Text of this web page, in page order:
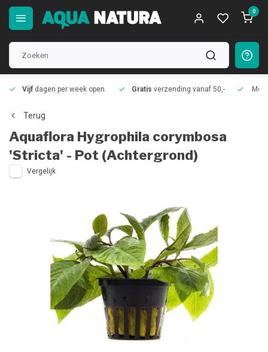
0
Vijf dagen per week open. Gratis verzending vanaf 50,-
Terug
Aquaflora Hygrophila corymbosa
'Stricta' - Pot (Achtergrond)
Vergelijk